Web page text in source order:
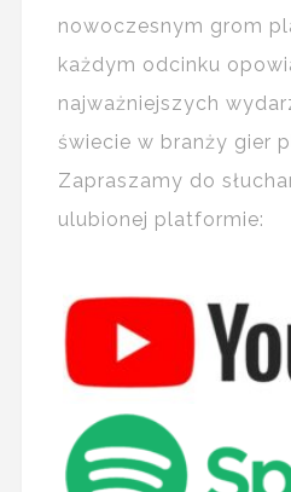
nowoczesnym grom
każdym odcinku
najważniejszych
świecie w branży gier
Zapraszamy do
ulubionej platformie: